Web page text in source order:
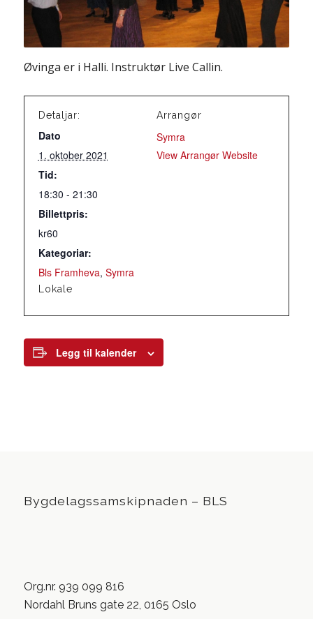
Øvinga er i Halli. Instruktør Live Callin.
Detaljar:
Dato
1. oktober 2021
Tid:
18:30 - 21:30
Billettpris:
kr60
Kategoriar:
Bls Framheva, Symra
Arrangør
Symra
View Arrangør Website
Lokale
Legg til kalender
Bygdelagssamskipnaden – BLS
Org.nr. 939 099 816
Nordahl Bruns gate 22, 0165 Oslo